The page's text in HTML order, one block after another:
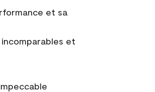
et sa
et